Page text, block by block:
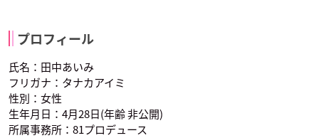
プロフィール
氏名：田中あいみ
フリガナ：タナカアイミ
性別：女性
生年月日：4月28日(年齢 非公開)
所属事務所：81プロデュース